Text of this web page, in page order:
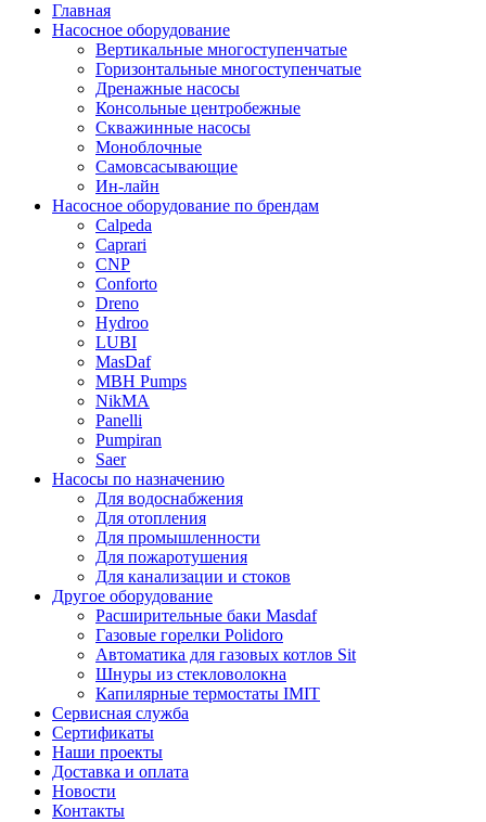
Главная
Насосное оборудование
Вертикальные многоступенчатые
Горизонтальные многоступенчатые
Дренажные насосы
Консольные центробежные
Скважинные насосы
Моноблочные
Самовсасывающие
Ин-лайн
Насосное оборудование по брендам
Calpeda
Caprari
CNP
Conforto
Dreno
Hydroo
LUBI
MasDaf
MBH Pumps
NikMA
Panelli
Pumpiran
Saer
Насосы по назначению
Для водоснабжения
Для отопления
Для промышленности
Для пожаротушения
Для канализации и стоков
Другое оборудование
Расширительные баки Masdaf
Газовые горелки Polidoro
Автоматика для газовых котлов Sit
Шнуры из стекловолокна
Капилярные термостаты IMIT
Сервисная служба
Сертификаты
Наши проекты
Доставка и оплата
Новости
Контакты